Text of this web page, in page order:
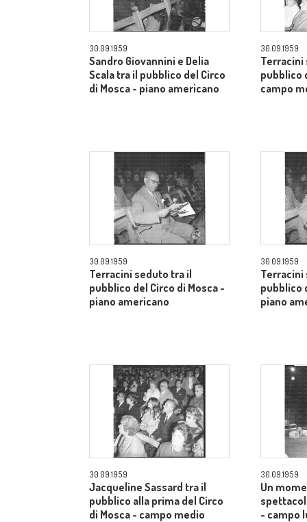
30.09.1959
Sandro Giovannini e Delia
Scala tra il pubblico del Circo
di Mosca - piano americano
30.09.1959
Terracini
pubblico
campo
30.09.1959
Terracini seduto tra il
pubblico del Circo di Mosca -
piano americano
30.09.1959
Terracini
pubblico
piano
30.09.1959
Jacqueline Sassard tra il
pubblico alla prima del Circo
di Mosca - campo medio
30.09.1959
Un
- campo